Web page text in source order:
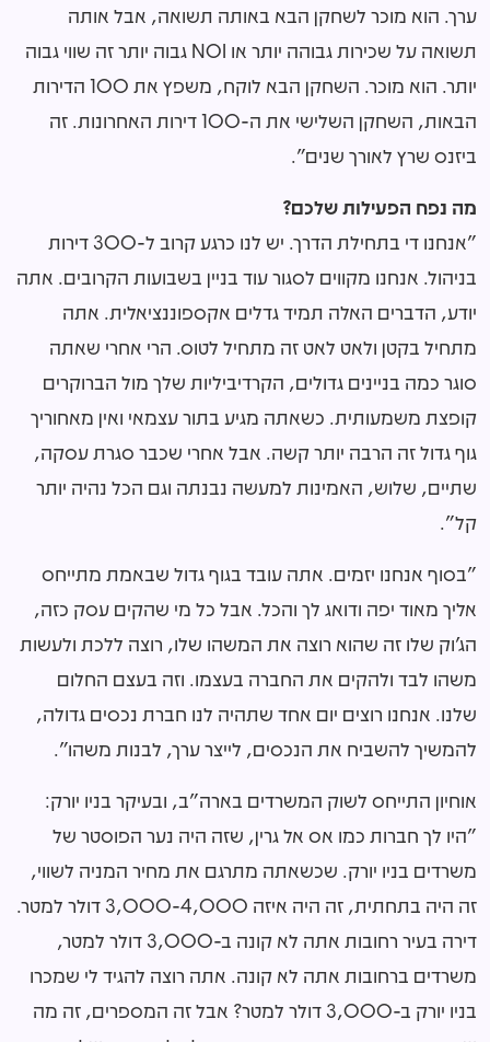
ערך. הוא מוכר לשחקן הבא באותה תשואה, אבל אותה
תשואה על שכירות גבוהה יותר או NOI גבוה יותר זה שווי גבוה
יותר. הוא מוכר. השחקן הבא לוקח, משפץ את 100 הדירות
הבאות, השחקן השלישי את ה-100 דירות האחרונות. זה
ביזנס שרץ לאורך שנים".
מה נפח הפעילות שלכם?
"
אנחנו די בתחילת הדרך. יש לנו כרגע קרוב ל-300 דירות
בניהול. אנחנו מקווים לסגור עוד בניין בשבועות הקרובים. אתה
יודע, הדברים האלה תמיד גדלים אקספוננציאלית. אתה
מתחיל בקטן ולאט לאט זה מתחיל לטוס. הרי אחרי שאתה
סוגר כמה בניינים גדולים, הקרדיביליות שלך מול הברוקרים
קופצת משמעותית. כשאתה מגיע בתור עצמאי ואין מאחוריך
גוף גדול זה הרבה יותר קשה. אבל אחרי שכבר סגרת עסקה,
שתיים, שלוש, האמינות למעשה נבנתה וגם הכל נהיה יותר
קל".
"בסוף אנחנו יזמים. אתה עובד בגוף גדול שבאמת מתייחס
אליך מאוד יפה ודואג לך והכל. אבל כל מי שהקים עסק כזה,
הג'וק שלו זה שהוא רוצה את המשהו שלו, רוצה ללכת ולעשות
משהו לבד ולהקים את החברה בעצמו. וזה בעצם החלום
שלנו. אנחנו רוצים יום אחד שתהיה לנו חברת נכסים גדולה,
להמשיך להשביח את הנכסים, לייצר ערך, לבנות משהו".
אוחיון התייחס לשוק המשרדים בארה"ב, ובעיקר בניו יורק:
"היו לך חברות כמו אס אל גרין, שזה היה נער הפוסטר של
משרדים בניו יורק. שכשאתה מתרגם את מחיר המניה לשווי,
זה היה בתחתית, זה היה איזה 3,000-4,000 דולר למטר.
דירה בעיר רחובות אתה לא קונה ב-3,000 דולר למטר,
משרדים ברחובות אתה לא קונה. אתה רוצה להגיד לי שמכרו
בניו יורק ב-3,000 דולר למטר? אבל זה המספרים, זה מה